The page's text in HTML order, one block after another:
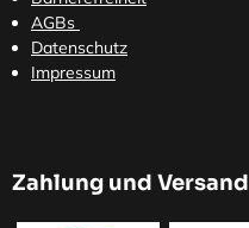
AGBs
Datenschutz
Impressum
Zahlung und Versand